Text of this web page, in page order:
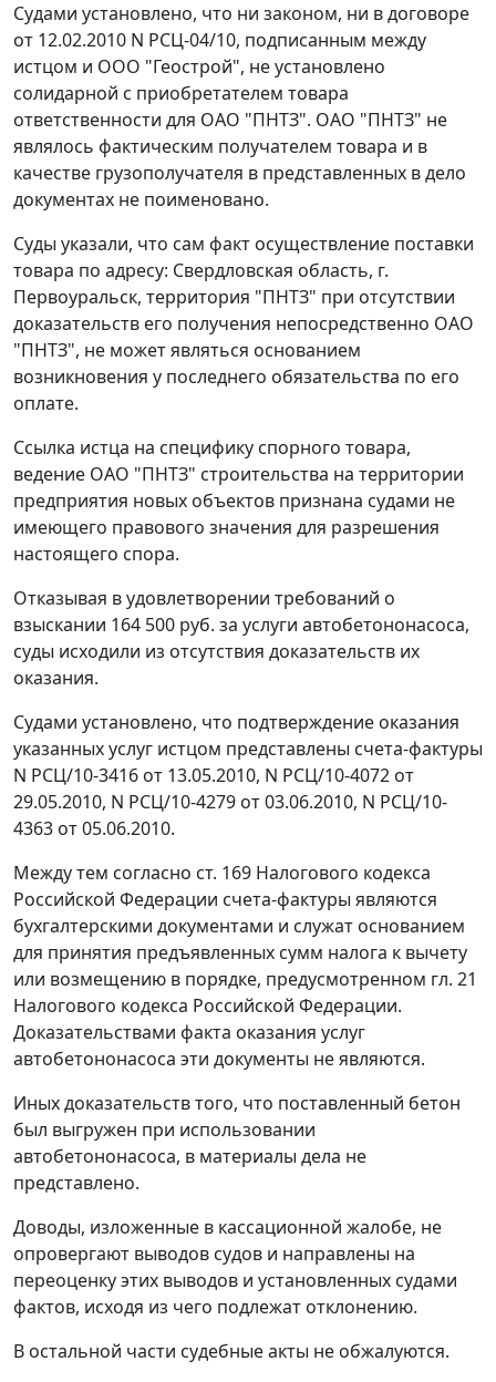
Судами установлено, что ни законом, ни в договоре
от 12.02.2010 N РСЦ-04/10, подписанным между
истцом и ООО "Геострой", не установлено
солидарной с приобретателем товара
ответственности для ОАО "ПНТЗ". ОАО "ПНТЗ" не
являлось фактическим получателем товара и в
качестве грузополучателя в представленных в дело
документах не поименовано.
Суды указали, что сам факт осуществление поставки
товара по адресу: Свердловская область, г.
Первоуральск, территория "ПНТЗ" при отсутствии
доказательств его получения непосредственно ОАО
"ПНТЗ", не может являться основанием
возникновения у последнего обязательства по его
оплате.
Ссылка истца на специфику спорного товара,
ведение ОАО "ПНТЗ" строительства на территории
предприятия новых объектов признана судами не
имеющего правового значения для разрешения
настоящего спора.
Отказывая в удовлетворении требований о
взыскании 164 500 руб. за услуги автобетононасоса,
суды исходили из отсутствия доказательств их
оказания.
Судами установлено, что подтверждение оказания
указанных услуг истцом представлены счета-фактуры
N РСЦ/10-3416 от 13.05.2010, N РСЦ/10-4072 от
29.05.2010, N РСЦ/10-4279 от 03.06.2010, N РСЦ/10-
4363 от 05.06.2010.
Между тем согласно ст. 169 Налогового кодекса
Российской Федерации счета-фактуры являются
бухгалтерскими документами и служат основанием
для принятия предъявленных сумм налога к вычету
или возмещению в порядке, предусмотренном гл. 21
Налогового кодекса Российской Федерации.
Доказательствами факта оказания услуг
автобетононасоса эти документы не являются.
Иных доказательств того, что поставленный бетон
был выгружен при использовании
автобетононасоса, в материалы дела не
представлено.
Доводы, изложенные в кассационной жалобе, не
опровергают выводов судов и направлены на
переоценку этих выводов и установленных судами
фактов, исходя из чего подлежат отклонению.
В остальной части судебные акты не обжалуются.